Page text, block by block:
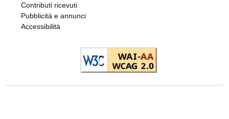
Contributi ricevuti
Pubblicità e annunci
Accessibilità